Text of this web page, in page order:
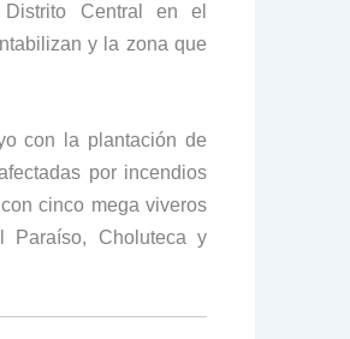
Central en el
y la zona que
con la plantación de
por incendios
cinco mega viveros
Paraíso, Choluteca y